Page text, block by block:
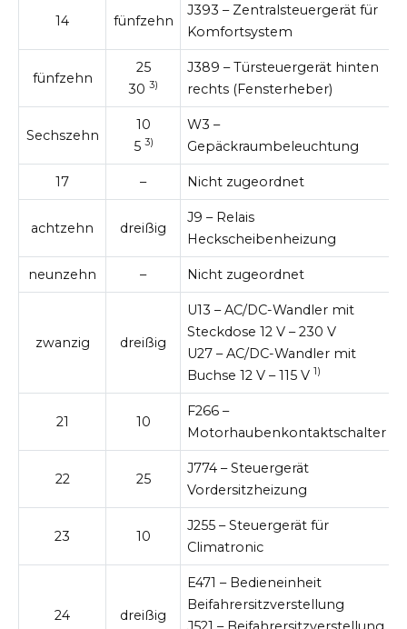
14 fünfzehn
J393 – Zentralsteuergerät für
Komfortsystem
fünfzehn
25
30 3)
J389 – Türsteuergerät hinten
rechts (Fensterheber)
Sechszehn
10
5 3)
W3 –
Gepäckraumbeleuchtung
17 – Nicht zugeordnet
achtzehn dreißig
J9 – Relais
Heckscheibenheizung
neunzehn – Nicht zugeordnet
zwanzig dreißig
U13 – AC/DC-Wandler mit
Steckdose 12 V – 230 V
U27 – AC/DC-Wandler mit
Buchse 12 V – 115 V 1)
21 10
F266 –
Motorhaubenkontaktschalter
22 25
J774 – Steuergerät
Vordersitzheizung
23 10
J255 – Steuergerät für
Climatronic
24 dreißig
E471 – Bedieneinheit
Beifahrersitzverstellung